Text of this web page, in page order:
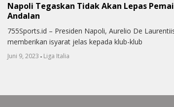
Napoli Tegaskan Tidak Akan Lepas
Andalan
755Sports.id – Presiden Napoli, Aurelio De
memberikan isyarat jelas kepada klub-klub
Juni 9, 2023 - Liga Italia